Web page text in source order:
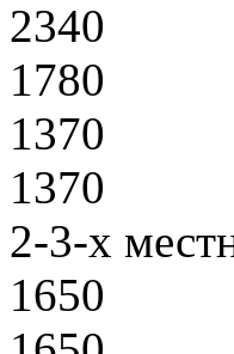
2340
1780
1370
1370
2-3-х
1650